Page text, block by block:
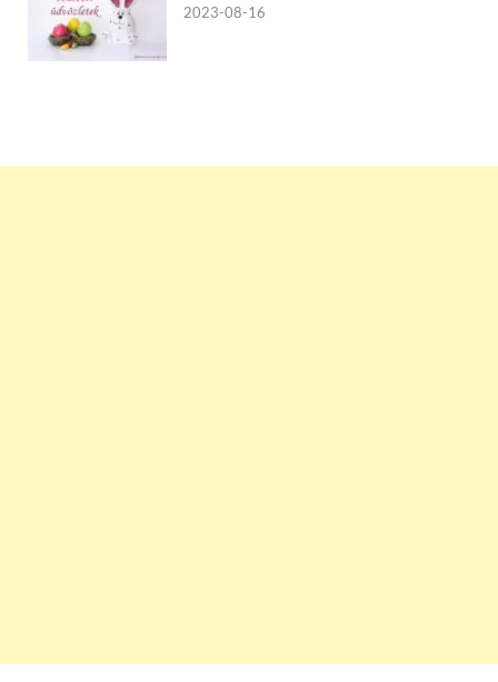
2023-08-16